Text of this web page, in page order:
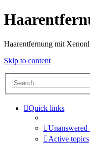
Haarentfernung mit
Skip to content
Quick links
Unanswered
Active topics